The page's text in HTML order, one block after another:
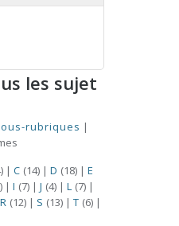
les sujet
rubriques |
| C (14) | D (18) | E
| I (7) | J (4) | L (7) |
R (12) | S (13) | T (6) |